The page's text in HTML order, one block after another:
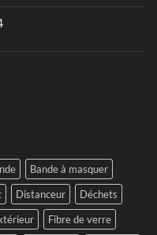
Bande à masquer
Distanceur
Déchets
Fibre de verre